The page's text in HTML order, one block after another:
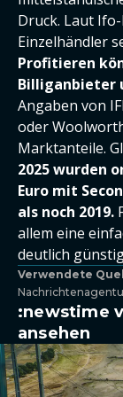
Druck. Laut
Einzelhändler
Profitieren
Billiganbieter
Angaben von
oder
Marktanteile.
2025 wurden
Euro mit
als noch 2019.
allem eine
deutlich
Verwendete
:newstime
ansehen